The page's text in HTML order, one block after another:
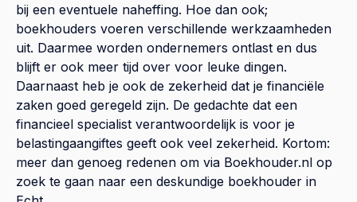
bij een eventuele naheffing. Hoe dan ook;
boekhouders voeren verschillende werkzaamheden
uit. Daarmee worden ondernemers ontlast en dus
blijft er ook meer tijd over voor leuke dingen.
Daarnaast heb je ook de zekerheid dat je financiële
zaken goed geregeld zijn. De gedachte dat een
financieel specialist verantwoordelijk is voor je
belastingaangiftes geeft ook veel zekerheid. Kortom:
meer dan genoeg redenen om via Boekhouder.nl op
zoek te gaan naar een deskundige boekhouder in